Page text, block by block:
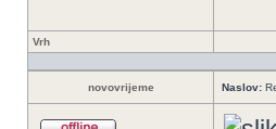
Vrh
novovrijeme Naslov: